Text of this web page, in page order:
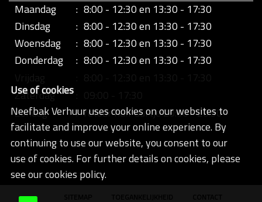
Maandag
: 8:00 - 12:30 en 13:30 - 17:30
Dinsdag
: 8:00 - 12:30 en 13:30 - 17:30
Woensdag
: 8:00 - 12:30 en 13:30 - 17:30
Donderdag
: 8:00 - 12:30 en 13:30 - 17:30
Zaterdag
Zondag
: retour half uurtje 20:00 - 20:30
Use of cookies
Neefbak Verhuur uses cookies on our websites to
facilitate and improve your online experience. By
continuing to use our website, you consent to our
use of cookies. For further details on cookies, please
see our cookies policy.